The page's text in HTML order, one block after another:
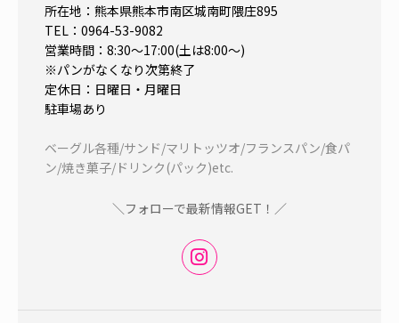
所在地：熊本県熊本市南区城南町隈庄895
TEL：0964-53-9082
営業時間：8:30～17:00(土は8:00～)
※パンがなくなり次第終了
定休日：日曜日・月曜日
駐車場あり
ベーグル各種/サンド/マリトッツオ/フランスパン/食パ
ン/焼き菓子/ドリンク(パック)etc.
＼フォローで最新情報GET！／